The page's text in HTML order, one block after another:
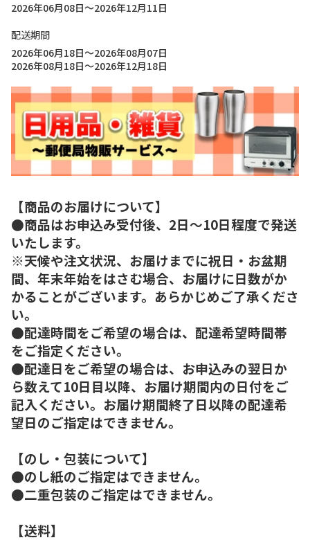
2026年06月08日～2026年12月11日
配送期間
2026年06月18日～2026年08月07日
2026年08月18日～2026年12月18日
【商品のお届けについて】
●商品はお申込み受付後、2日～10日程度で発送
いたします。
※天候や注文状況、お届けまでに祝日・お盆期
間、年末年始をはさむ場合、お届けに日数がか
かることがございます。あらかじめご了承くださ
い。
●配達時間をご希望の場合は、配達希望時間帯
をご指定ください。
●配達日をご希望の場合は、お申込みの翌日か
ら数えて10日目以降、お届け期間内の日付をご
記入ください。お届け期間終了日以降の配達希
望日のご指定はできません。
【のし・包装について】
●のし紙のご指定はできません。
●二重包装のご指定はできません。
【送料】